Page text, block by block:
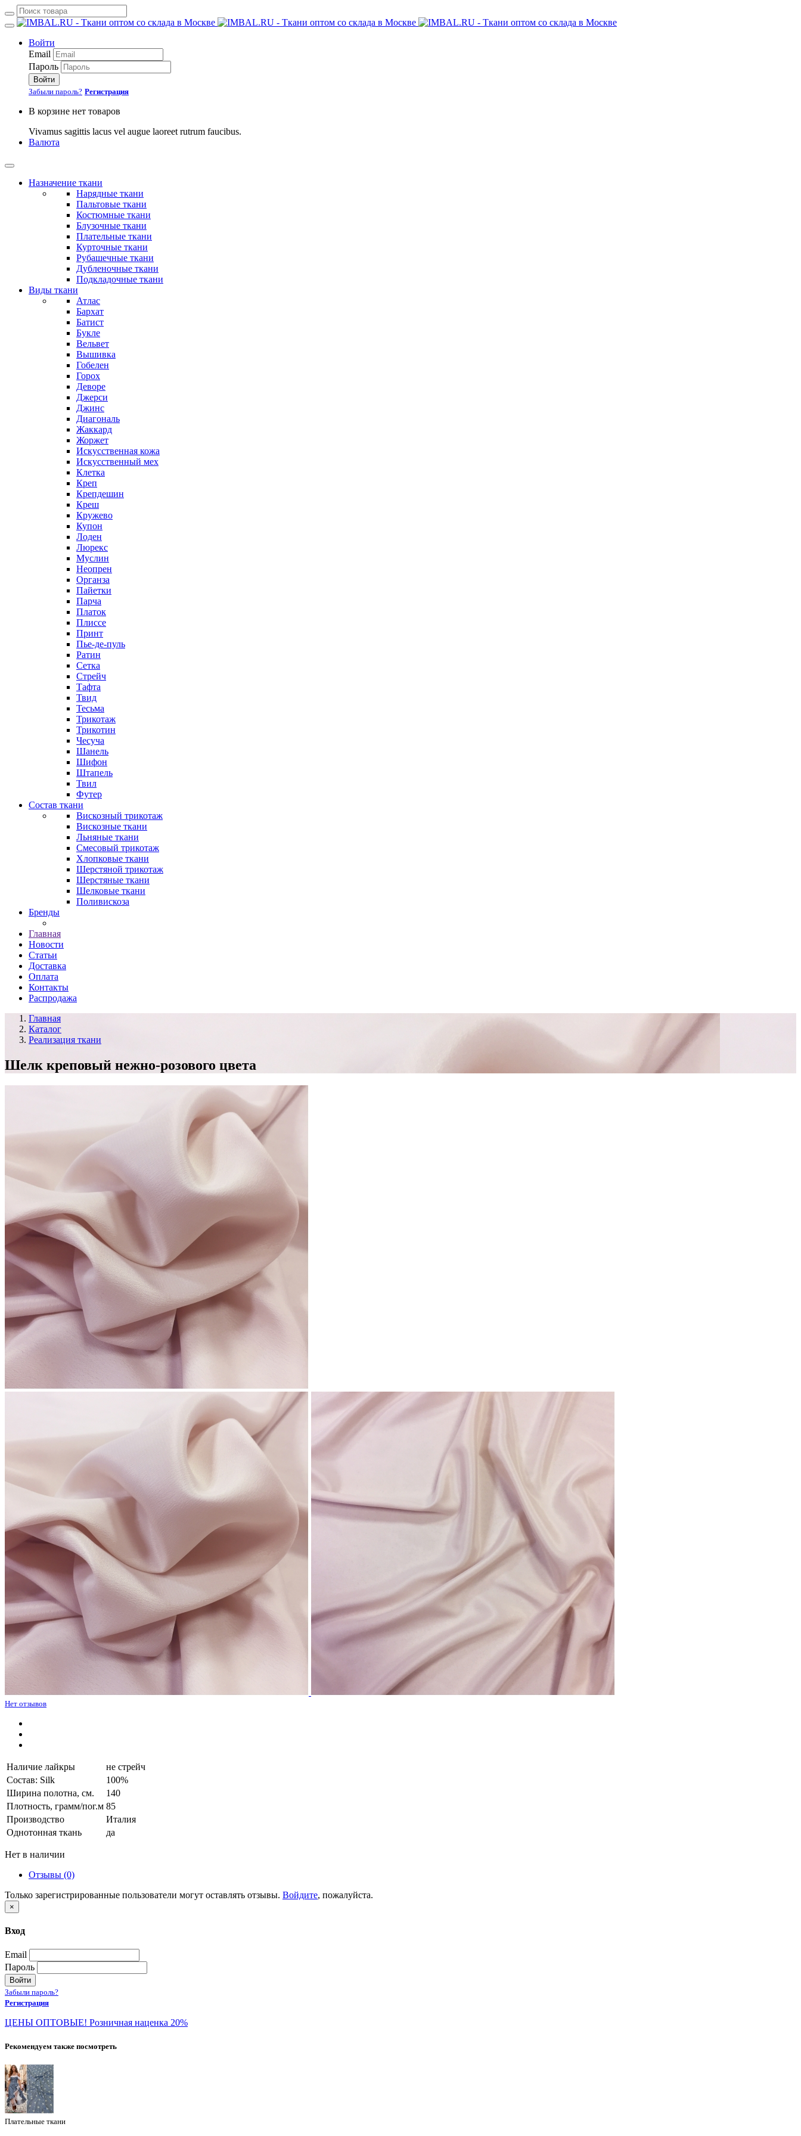
Войти
Email
Пароль
Войти
Забыли пароль? Регистрация
В корзине нет товаров
Vivamus sagittis lacus vel augue laoreet rutrum faucibus.
Валюта
Назначение ткани
Нарядные ткани
Пальтовые ткани
Костюмные ткани
Блузочные ткани
Плательные ткани
Курточные ткани
Рубашечные ткани
Дубленочные ткани
Подкладочные ткани
Виды ткани
Атлас
Бархат
Батист
Букле
Вельвет
Вышивка
Гобелен
Горох
Деворе
Джерси
Джинс
Диагональ
Жаккард
Жоржет
Искусственная кожа
Искусственный мех
Клетка
Креп
Крепдешин
Креш
Кружево
Купон
Лоден
Люрекс
Муслин
Неопрен
Органза
Пайетки
Парча
Платок
Плиссе
Принт
Пье-де-пуль
Ратин
Сетка
Стрейч
Тафта
Твид
Тесьма
Трикотаж
Трикотин
Чесуча
Шанель
Шифон
Штапель
Твил
Футер
Состав ткани
Вискозный трикотаж
Вискозные ткани
Льняные ткани
Смесовый трикотаж
Хлопковые ткани
Шерстяной трикотаж
Шерстяные ткани
Шелковые ткани
Поливискоза
Бренды
Главная
Новости
Статьи
Доставка
Оплата
Контакты
Распродажа
Главная
Каталог
Реализация ткани
Шелк креповый нежно-розового цвета
Нет отзывов
Наличие лайкры
не стрейч
Состав: Silk
100%
Ширина полотна, см.
140
Плотность, грамм/пог.м 85
Производство
Италия
Однотонная ткань
да
Нет в наличии
Отзывы (0)
Только зарегистрированные пользователи могут оставлять отзывы. Войдите, пожалуйста.
×
Вход
Email
Пароль
Войти
Забыли пароль?
Регистрация
ЦЕНЫ ОПТОВЫЕ! Розничная наценка 20%
Рекомендуем также посмотреть
Плательные ткани